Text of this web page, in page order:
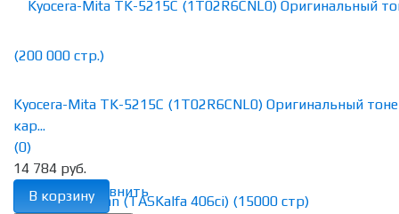
избранное сравнить
Kyocera-Mita TK-5215С (1T02R6CNL0) Оригинальный
кар...
(0)
14 784 руб.
В корзину